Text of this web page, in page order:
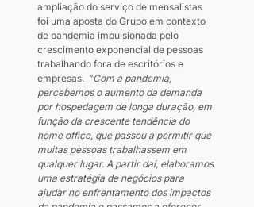
ampliação do serviço de mensalistas
foi uma aposta do Grupo em contexto
de pandemia impulsionada pelo
crescimento exponencial de pessoas
trabalhando fora de escritórios e
empresas.  “Com a pandemia,
percebemos o aumento da demanda
por hospedagem de longa duração, em
função da crescente tendência do
home office, que passou a permitir que
muitas pessoas trabalhassem em
qualquer lugar. A partir daí, elaboramos
uma estratégia de negócios para
ajudar no enfrentamento dos impactos